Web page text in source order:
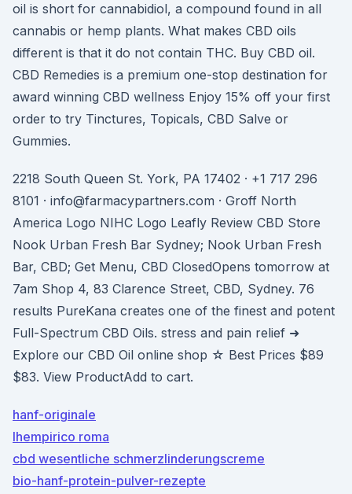
oil is short for cannabidiol, a compound found in all
cannabis or hemp plants. What makes CBD oils
different is that it do not contain THC. Buy CBD oil.
CBD Remedies is a premium one-stop destination for
award winning CBD wellness Enjoy 15% off your first
order to try Tinctures, Topicals, CBD Salve or
Gummies.
2218 South Queen St. York, PA 17402 · +1 717 296
8101 · info@farmacypartners.com · Groff North
America Logo NIHC Logo Leafly Review CBD Store
Nook Urban Fresh Bar Sydney; Nook Urban Fresh
Bar, CBD; Get Menu, CBD ClosedOpens tomorrow at
7am Shop 4, 83 Clarence Street, CBD, Sydney. 76
results PureKana creates one of the finest and potent
Full-Spectrum CBD Oils. stress and pain relief ➜
Explore our CBD Oil online shop ☆ Best Prices $89
$83. View ProductAdd to cart.
hanf-originale
lhempirico roma
cbd wesentliche schmerzlinderungscreme
bio-hanf-protein-pulver-rezepte